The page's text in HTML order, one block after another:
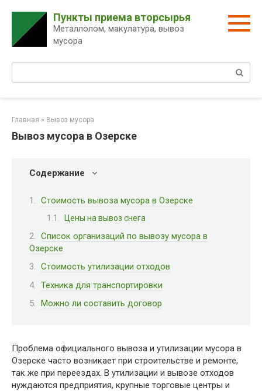
контенту
Пункты приема вторсырья
Металлолом, макулатура, вывоз
мусора
Главная » Вывоз мусора
Вывоз мусора в Озерске
Содержание
Стоимость вывоза мусора в Озерске
Цены на вывоз снега
Список организаций по вывозу мусора в
Озерске
Стоимость утилизации отходов
Техника для транспортировки
Можно ли составить договор
Проблема официального вывоза и утилизации мусора в
Озерске часто возникает при строительстве и ремонте,
так же при переездах. В утилизации и вывозе отходов
нуждаются предприятия, крупные торговые центры и